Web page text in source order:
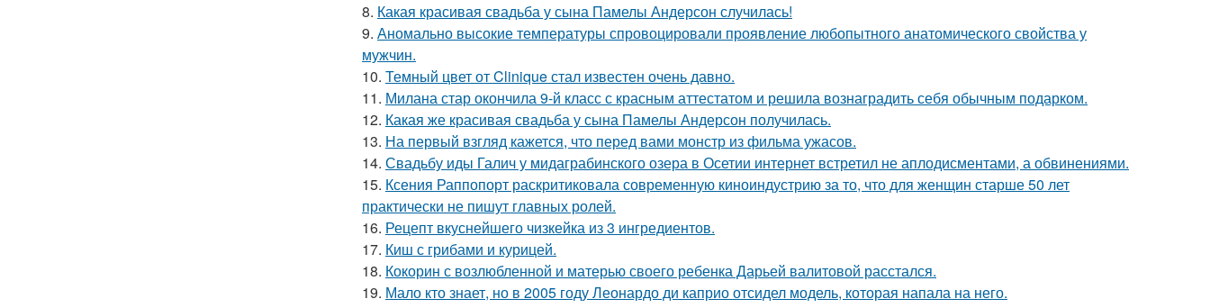
8. Какая красивая свадьба у сына Памелы Андерсон случилась!
9. Аномально высокие температуры спровоцировали проявление любопытного анатомического свойства у
мужчин.
10. Темный цвет от Clinique стал известен очень давно.
11. Милана стар окончила 9-й класс с красным аттестатом и решила вознаградить себя обычным подарком.
12. Какая же красивая свадьба у сына Памелы Андерсон получилась.
13. На первый взгляд кажется, что перед вами монстр из фильма ужасов.
14. Свадьбу иды Галич у мидаграбинского озера в Осетии интернет встретил не аплодисментами, а обвинениями.
15. Ксения Раппопорт раскритиковала современную киноиндустрию за то, что для женщин старше 50 лет
практически не пишут главных ролей.
16. Рецепт вкуснейшего чизкейка из 3 ингредиентов.
17. Киш с грибами и курицей.
18. Кокорин с возлюбленной и матерью своего ребенка Дарьей валитовой расстался.
19. Мало кто знает, но в 2005 году Леонардо ди каприо отсидел модель, которая напала на него.